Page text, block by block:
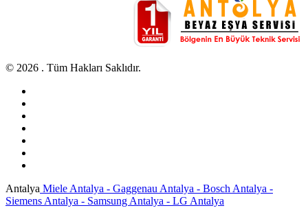
© 2026 . Tüm Hakları Saklıdır.
Antalya Miele Antalya - Gaggenau Antalya - Bosch Antalya -
Siemens Antalya - Samsung Antalya - LG Antalya